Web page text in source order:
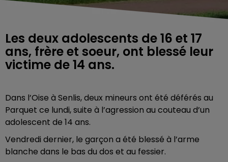
Les deux adolescents de 16 et 17
ans, frère et soeur, ont blessé leur
victime de 14 ans.
Dans l’Oise à Senlis, deux mineurs ont été déférés au
Parquet ce lundi, suite à l’agression au couteau d’un
adolescent de 14 ans.
Vendredi dernier, le garçon a été blessé à l’arme
blanche dans le bas du dos et au fessier.